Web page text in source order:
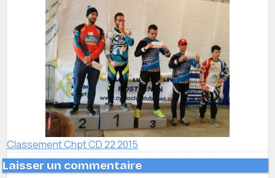
Classement Chpt CD 22 2015
Laisser un commentaire